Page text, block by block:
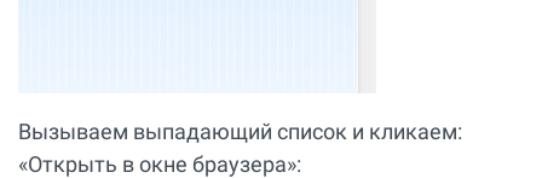
Вызываем выпадающий список и кликаем:
«Открыть в окне браузера»: